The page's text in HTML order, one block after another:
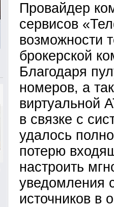
Провайдер
сервисов
возможности
брокерской
Благодаря
номеров, а
виртуальной
в связке с
удалось
потерю
настроить
уведомления
источников в